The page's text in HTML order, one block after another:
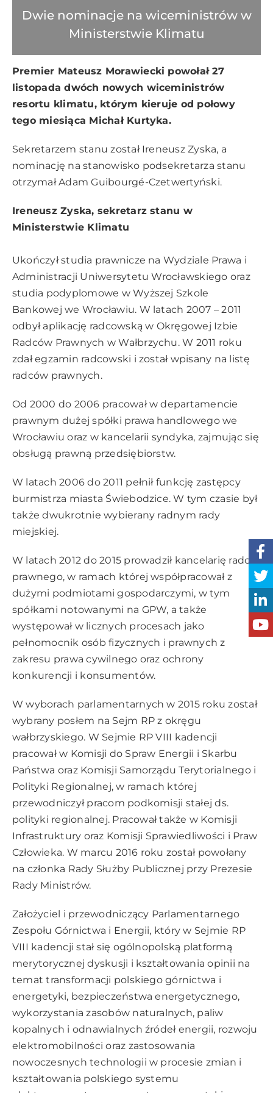
Dwie nominacje na wiceministrów w
Ministerstwie Klimatu
Premier Mateusz Morawiecki powołał 27
listopada dwóch nowych wiceministrów
resortu klimatu, którym kieruje od połowy
tego miesiąca Michał Kurtyka.
Sekretarzem stanu został Ireneusz Zyska, a
nominację na stanowisko podsekretarza stanu
otrzymał Adam Guibourgé-Czetwertyński.
Ireneusz Zyska, sekretarz stanu w
Ministerstwie Klimatu
Ukończył studia prawnicze na Wydziale Prawa i
Administracji Uniwersytetu Wrocławskiego oraz
studia podyplomowe w Wyższej Szkole
Bankowej we Wrocławiu. W latach 2007 – 2011
odbył aplikację radcowską w Okręgowej Izbie
Radców Prawnych w Wałbrzychu. W 2011 roku
zdał egzamin radcowski i został wpisany na listę
radców prawnych.
Od 2000 do 2006 pracował w departamencie
prawnym dużej spółki prawa handlowego we
Wrocławiu oraz w kancelarii syndyka, zajmując się
obsługą prawną przedsiębiorstw.
W latach 2006 do 2011 pełnił funkcję zastępcy
burmistrza miasta Świebodzice. W tym czasie był
także dwukrotnie wybierany radnym rady
miejskiej.
W latach 2012 do 2015 prowadził kancelarię radcy
prawnego, w ramach której współpracował z
dużymi podmiotami gospodarczymi, w tym
spółkami notowanymi na GPW, a także
występował w licznych procesach jako
pełnomocnik osób fizycznych i prawnych z
zakresu prawa cywilnego oraz ochrony
konkurencji i konsumentów.
W wyborach parlamentarnych w 2015 roku został
wybrany posłem na Sejm RP z okręgu
wałbrzyskiego. W Sejmie RP VIII kadencji
pracował w Komisji do Spraw Energii i Skarbu
Państwa oraz Komisji Samorządu Terytorialnego i
Polityki Regionalnej, w ramach której
przewodniczył pracom podkomisji stałej ds.
polityki regionalnej. Pracował także w Komisji
Infrastruktury oraz Komisji Sprawiedliwości i Praw
Człowieka. W marcu 2016 roku został powołany
na członka Rady Służby Publicznej przy Prezesie
Rady Ministrów.
Założyciel i przewodniczący Parlamentarnego
Zespołu Górnictwa i Energii, który w Sejmie RP
VIII kadencji stał się ogólnopolską platformą
merytorycznej dyskusji i kształtowania opinii na
temat transformacji polskiego górnictwa i
energetyki, bezpieczeństwa energetycznego,
wykorzystania zasobów naturalnych, paliw
kopalnych i odnawialnych źródeł energii, rozwoju
elektromobilności oraz zastosowania
nowoczesnych technologii w procesie zmian i
kształtowania polskiego systemu